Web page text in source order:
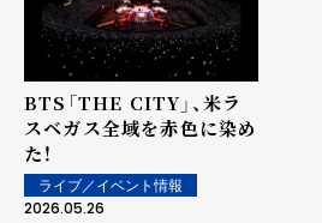
BTS「THE CITY」、米ラ
スベガス全域を赤色に染め
た！
ライブ／イベント情報
2026.05.26